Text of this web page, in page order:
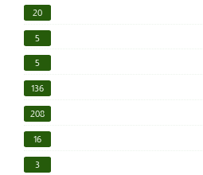
20
5
5
136
208
16
3